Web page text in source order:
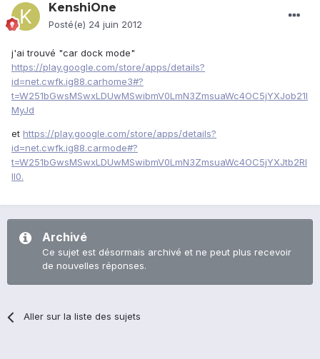
KenshiOne
Posté(e) 24 juin 2012
j'ai trouvé "car dock mode"
https://play.google.com/store/apps/details?
id=net.cwfk.ig88.carhome3#?
t=W251bGwsMSwxLDUwMSwibmV0LmN3ZmsuaWc4OC5jYXJob21l
MyJd
et https://play.google.com/store/apps/details?
id=net.cwfk.ig88.carmode#?
t=W251bGwsMSwxLDUwMSwibmV0LmN3ZmsuaWc4OC5jYXJtb2Rl
Il0.
Archivé
Ce sujet est désormais archivé et ne peut plus recevoir
de nouvelles réponses.
Aller sur la liste des sujets